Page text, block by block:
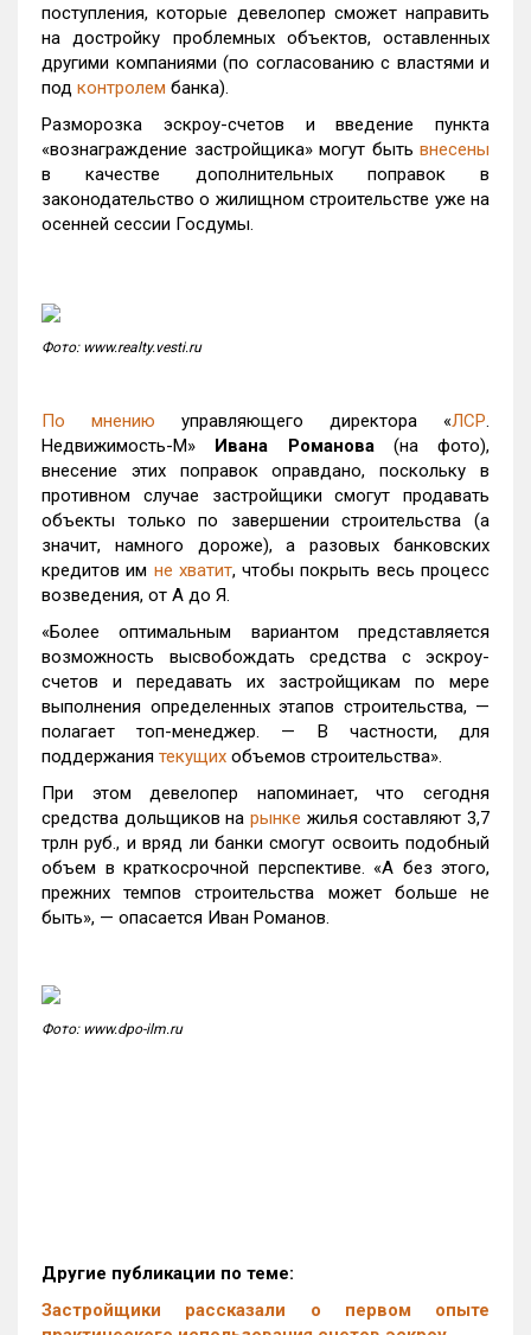
поступления, которые девелопер сможет направить
на достройку проблемных объектов, оставленных
другими компаниями (по согласованию с властями и
под контролем банка).
Разморозка эскроу-счетов и введение пункта
«вознаграждение застройщика» могут быть внесены
в качестве дополнительных поправок в
законодательство о жилищном строительстве уже на
осенней сессии Госдумы.
Фото: www.realty.vesti.ru
По мнению управляющего директора «ЛСР.
Недвижимость-М» Ивана Романова (на фото),
внесение этих поправок оправдано, поскольку в
противном случае застройщики смогут продавать
объекты только по завершении строительства (а
значит, намного дороже), а разовых банковских
кредитов им не хватит, чтобы покрыть весь процесс
возведения, от А до Я.
«Более оптимальным вариантом представляется
возможность высвобождать средства с эскроу-
счетов и передавать их застройщикам по мере
выполнения определенных этапов строительства, —
полагает топ-менеджер. — В частности, для
поддержания текущих объемов строительства».
При этом девелопер напоминает, что сегодня
средства дольщиков на рынке жилья составляют 3,7
трлн руб., и вряд ли банки смогут освоить подобный
объем в краткосрочной перспективе. «А без этого,
прежних темпов строительства может больше не
быть», — опасается Иван Романов.
Фото: www.dpo-ilm.ru
Другие публикации по теме:
Застройщики рассказали о первом опыте